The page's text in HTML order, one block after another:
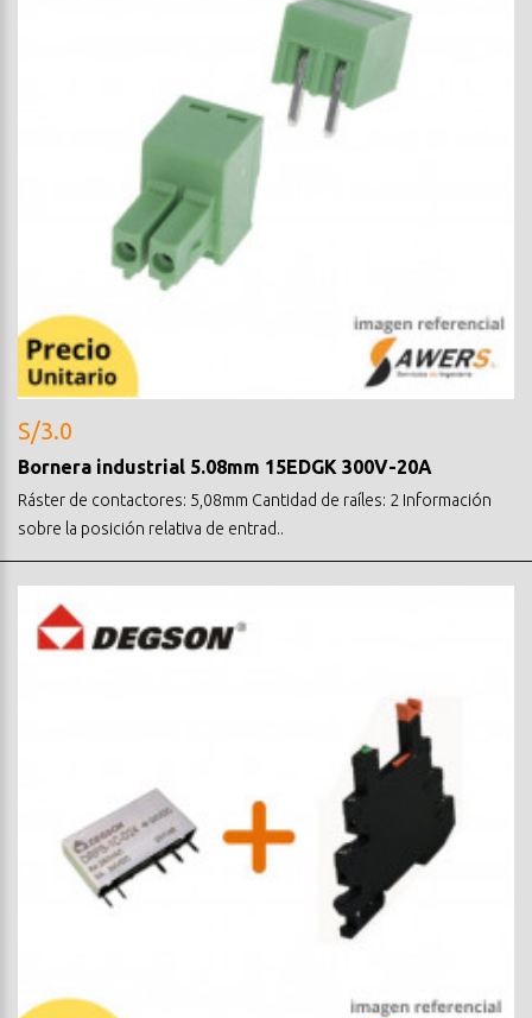
S/3.0
Bornera industrial 5.08mm 15EDGK 300V-20A
Ráster de contactores: 5,08mm Cantidad de raíles: 2 Información
sobre la posición relativa de entrad..